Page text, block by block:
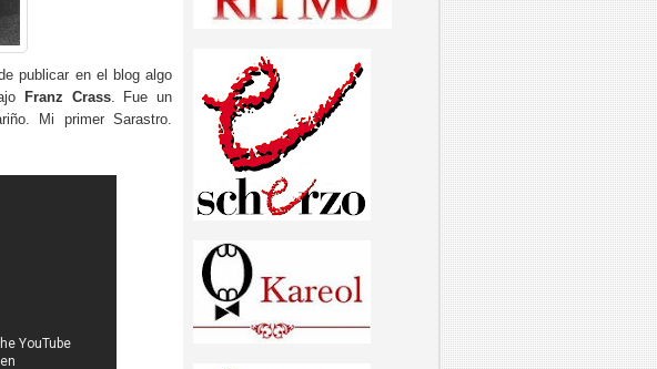
publicar en el blog algo
Franz Crass. Fue un
Mi primer Sarastro.